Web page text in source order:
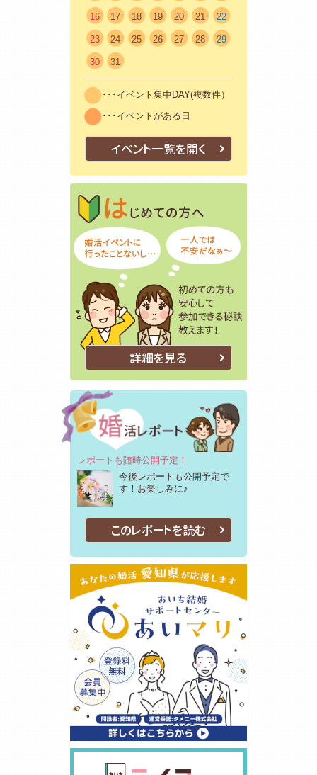
16 17 18 19 20 21 22
23 24 25 26 27 28 29
30 31
･･･イベント集中DAY(複数件）
･･･イベントがある日
イベント一覧を開く
はじめての方
詳細を見る
レポートも随時公開予定！
今後レポートも公開予定で
す！お楽しみに♪
このレポートを読む